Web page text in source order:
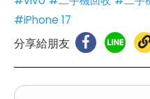
#iPhone 17
分享給朋友